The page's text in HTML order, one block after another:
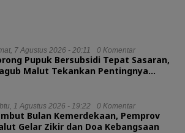
7 Agustus 2026 - 20:11 0 Komentar
Pupuk Bersubsidi Tepat Sasaran,
Malut Tekankan Pentingnya
1 Agustus 2026 - 19:22 0 Komentar
Bulan Kemerdekaan, Pemprov
Gelar Zikir dan Doa Kebangsaan